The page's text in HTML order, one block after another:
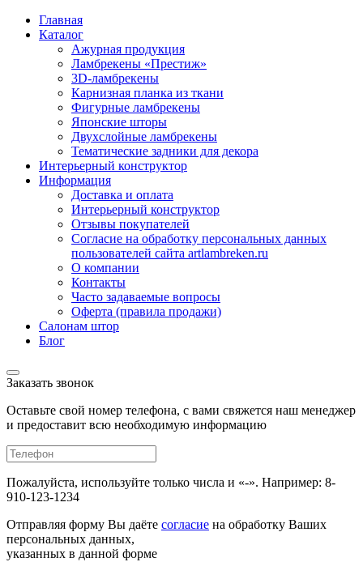
Главная
Каталог
Ажурная продукция
Ламбрекены «Престиж»
3D-ламбрекены
Карнизная планка из ткани
Фигурные ламбрекены
Японские шторы
Двухслойные ламбрекены
Тематические задники для декора
Интерьерный конструктор
Информация
Доставка и оплата
Интерьерный конструктор
Отзывы покупателей
Согласие на обработку персональных данных
пользователей сайта artlambreken.ru
О компании
Контакты
Часто задаваемые вопросы
Оферта (правила продажи)
Салонам штор
Блог
Заказать звонок
Оставьте свой номер телефона, с вами свяжется наш менеджер
и предоставит всю необходимую информацию
Пожалуйста, используйте только числа и «-». Например: 8-
910-123-1234
Отправляя форму Вы даёте согласие на обработку Ваших
персональных данных,
указанных в данной форме